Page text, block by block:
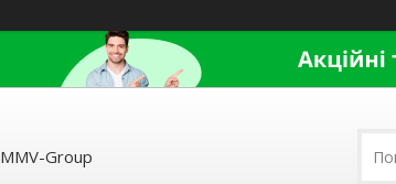
MMV-Group